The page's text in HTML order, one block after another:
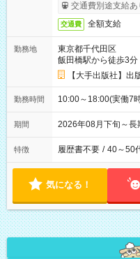
交通費別途支給あ
交通費 全額支給
勤務地
東京都千代田区
飯田橋駅から徒歩3分
【大手出版社】
勤務時間 10:00～18:00(実働7
期間 2026年08月下旬～
特徴 履歴書不要 / 40～50
気になる！